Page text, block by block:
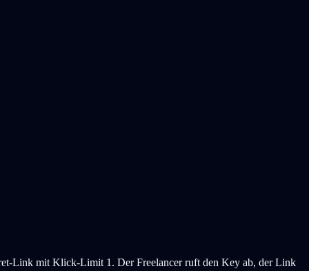
Link mit Klick-Limit 1. Der Freelancer ruft den Key ab, der Link